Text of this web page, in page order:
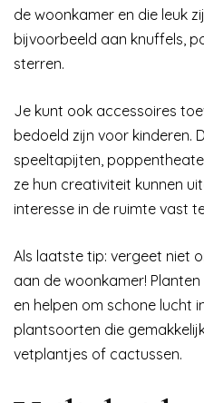
de woonkamer en die leuk
bijvoorbeeld aan knuffels,
sterren.
Je kunt ook accessoires
bedoeld zijn voor kinderen.
speeltapijten,
ze hun creativiteit kunnen
interesse in de ruimte vast
Als laatste tip: vergeet niet
aan de woonkamer!
en helpen om schone lucht
plantsoorten die
vetplantjes of cactussen.